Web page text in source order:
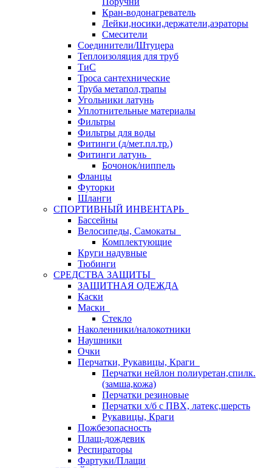
Кран-водонагреватель
Лейки,носики,держатели,аэраторы
Смесители
Соединители/Штуцера
Теплоизоляция для труб
ТиС
Троса сантехнические
Труба метапол,трапы
Угольники латунь
Уплотнительные материалы
Фильтры
Фильтры для воды
Фитинги (д/мет.пл.тр.)
Фитинги латунь
Бочонок/ниппель
Фланцы
Футорки
Шланги
СПОРТИВНЫЙ ИНВЕНТАРЬ
Бассейны
Велосипеды, Самокаты
Комплектующие
Круги надувные
Тюбинги
СРЕДСТВА ЗАЩИТЫ
ЗАЩИТНАЯ ОДЕЖДА
Каски
Маски
Стекло
Наколенники/налокотники
Наушники
Очки
Перчатки, Рукавицы, Краги
Перчатки нейлон полиуретан,спилк.
(замша,кожа)
Перчатки резиновые
Перчатки х/б с ПВХ, латекс,шерсть
Рукавицы, Краги
Пожбезопасность
Плащ-дождевик
Респираторы
Фартуки/Плащи